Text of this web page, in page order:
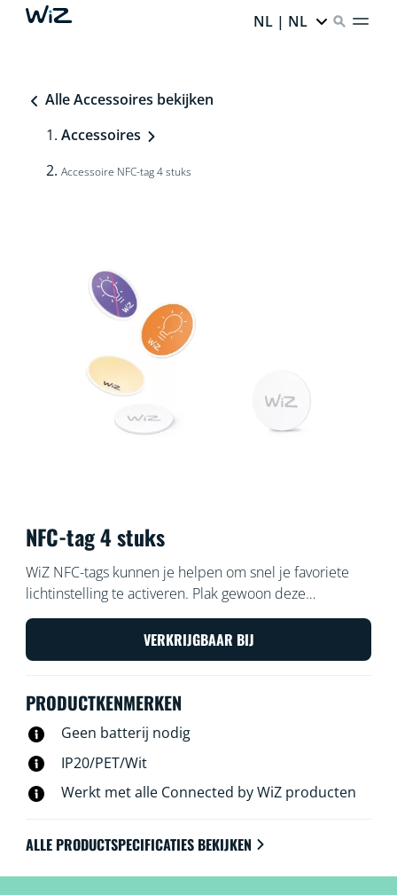
NL | NL
Alle Accessoires bekijken
Accessoires
Accessoire NFC-tag 4 stuks
NFC-tag 4 stuks
WiZ NFC-tags kunnen je helpen om snel je favoriete
lichtinstelling te activeren. Plak gewoon deze
instelbare tags en tik erop met je telefoon. Je kunt de
tags personaliseren om lichten aan of uit te doen, een
concentratie-instelling te activeren om thuis te werken,
met je vrienden, of elke andere instelling die je maar
VERKRIJGBAAR BIJ
PRODUCTKENMERKEN
Geen batterij nodig
IP20/PET/Wit
Werkt met alle Connected by WiZ producten
ALLE PRODUCTSPECIFICATIES BEKIJKEN